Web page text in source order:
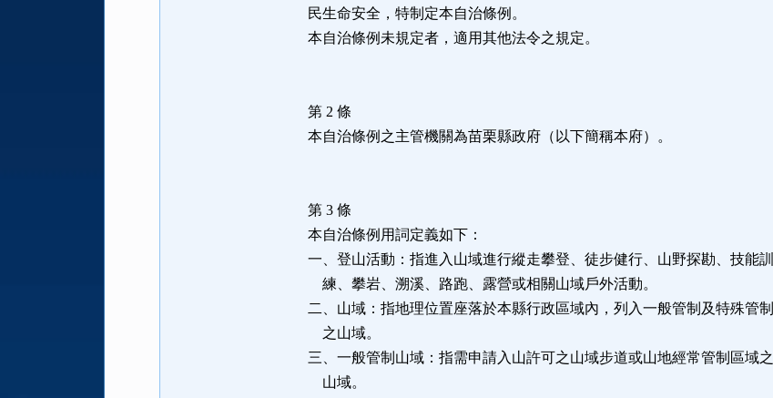
民生命安全，特制定本自治條例。
本自治條例未規定者，適用其他法令之規定。
第 2 條
本自治條例之主管機關為苗栗縣政府（以下簡稱本府）。
第 3 條
本自治條例用詞定義如下：
一、登山活動：指進入山域進行縱走攀登、徒步健行、山野探勘、技能訓
練、攀岩、溯溪、路跑、露營或相關山域戶外活動。
二、山域：指地理位置座落於本縣行政區域內，列入一般管制及特殊管制
之山域。
三、一般管制山域：指需申請入山許可之山域步道或山地經常管制區域之
山域。